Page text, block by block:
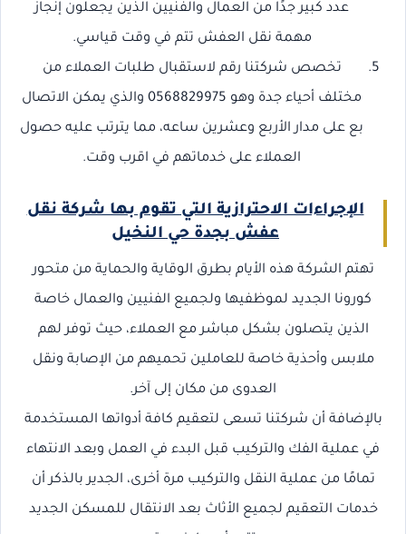
عدد كبير جدًا من العمال والفنيين الذين يجعلون إنجاز
مهمة نقل العفش تتم في وقت قياسي.
تخصص شركتنا رقم لاستقبال طلبات العملاء من
مختلف أحياء جدة وهو 0568829975 والذي يمكن الاتصال
بع على مدار الأربع وعشرين ساعه، مما يترتب عليه حصول
العملاء على خدماتهم في اقرب وقت.
الإجراءات الاحترازية التي تقوم بها شركة نقل
عفش بجدة حي النخيل
تهتم الشركة هذه الأيام بطرق الوقاية والحماية من متحور
كورونا الجديد لموظفيها ولجميع الفنيين والعمال خاصة
الذين يتصلون بشكل مباشر مع العملاء، حيث توفر لهم
ملابس وأحذية خاصة للعاملين تحميهم من الإصابة ونقل
العدوى من مكان إلى آخر.
بالإضافة أن شركتنا تسعى لتعقيم كافة أدواتها المستخدمة
في عملية الفك والتركيب قبل البدء في العمل وبعد الانتهاء
تمامًا من عملية النقل والتركيب مرة أخرى، الجدير بالذكر أن
خدمات التعقيم لجميع الأثاث بعد الانتقال للمسكن الجديد